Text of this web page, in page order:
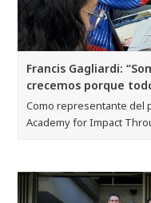
Francis Gagliardi:
crecemos porque
Como representante del
Academy for Impact